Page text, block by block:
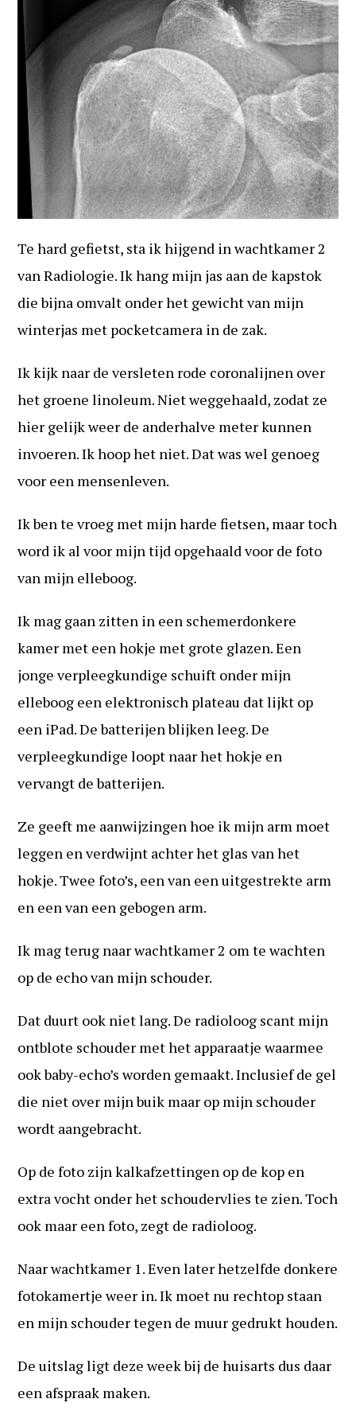
Te hard gefietst, sta ik hijgend in wachtkamer 2
van Radiologie. Ik hang mijn jas aan de kapstok
die bijna omvalt onder het gewicht van mijn
winterjas met pocketcamera in de zak.
Ik kijk naar de versleten rode coronalijnen over
het groene linoleum. Niet weggehaald, zodat ze
hier gelijk weer de anderhalve meter kunnen
invoeren. Ik hoop het niet. Dat was wel genoeg
voor een mensenleven.
Ik ben te vroeg met mijn harde fietsen, maar toch
word ik al voor mijn tijd opgehaald voor de foto
van mijn elleboog.
Ik mag gaan zitten in een schemerdonkere
kamer met een hokje met grote glazen. Een
jonge verpleegkundige schuift onder mijn
elleboog een elektronisch plateau dat lijkt op
een iPad. De batterijen blijken leeg. De
verpleegkundige loopt naar het hokje en
vervangt de batterijen.
Ze geeft me aanwijzingen hoe ik mijn arm moet
leggen en verdwijnt achter het glas van het
hokje. Twee foto’s, een van een uitgestrekte arm
en een van een gebogen arm.
Ik mag terug naar wachtkamer 2 om te wachten
op de echo van mijn schouder.
Dat duurt ook niet lang. De radioloog scant mijn
ontblote schouder met het apparaatje waarmee
ook baby-echo’s worden gemaakt. Inclusief de gel
die niet over mijn buik maar op mijn schouder
wordt aangebracht.
Op de foto zijn kalkafzettingen op de kop en
extra vocht onder het schoudervlies te zien. Toch
ook maar een foto, zegt de radioloog.
Naar wachtkamer 1. Even later hetzelfde donkere
fotokamertje weer in. Ik moet nu rechtop staan
en mijn schouder tegen de muur gedrukt houden.
De uitslag ligt deze week bij de huisarts dus daar
een afspraak maken.